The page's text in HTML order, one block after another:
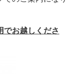
でお越しくださ